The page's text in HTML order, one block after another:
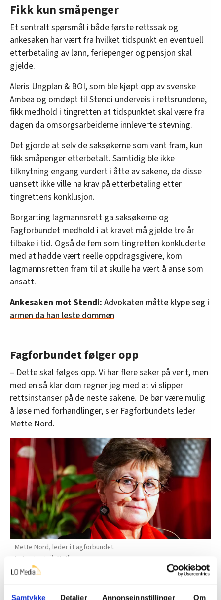
Samtykke Detaljer Annonseinnstillinger Om
Fikk kun småpenger
Et sentralt spørsmål i både første rettssak og
ankesaken har vært fra hvilket tidspunkt en eventuell
etterbetaling av lønn, feriepenger og pensjon skal
gjelde.
Aleris Ungplan & BOI, som ble kjøpt opp av svenske
Ambea og omdøpt til Stendi underveis i rettsrundene,
fikk medhold i tingretten at tidspunktet skal være fra
dagen da omsorgsarbeiderne innleverte stevning.
Det gjorde at selv de saksøkerne som vant fram, kun
fikk småpenger etterbetalt. Samtidig ble ikke
tilknytning engang vurdert i åtte av sakene, da disse
uansett ikke ville ha krav på etterbetaling etter
tingrettens konklusjon.
Borgarting lagmannsrett ga saksøkerne og
Fagforbundet medhold i at kravet må gjelde tre år
tilbake i tid. Også de fem som tingretten konkluderte
med at hadde vært reelle oppdragsgivere, kom
lagmannsretten fram til at skulle ha vært å anse som
ansatt.
Ankesaken mot Stendi: Advokaten måtte klype seg i
armen da han leste dommen
Fagforbundet følger opp
– Dette skal følges opp. Vi har flere saker på vent, men
med en så klar dom regner jeg med at vi slipper
rettsinstanser på de neste sakene. De bør være mulig
å løse med forhandlinger, sier Fagforbundets leder
Mette Nord.
Mette Nord, leder i Fagforbundet.
Jan-Erik Østlie
– I Borgarting lagmannsrett hevdet motparten at dette